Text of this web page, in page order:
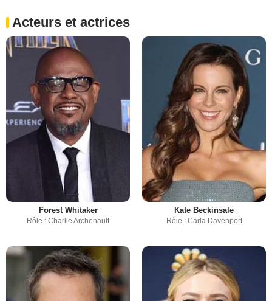
Acteurs et actrices
Forest Whitaker
Rôle : Charlie Archenault
Kate Beckinsale
Rôle : Carla Davenport